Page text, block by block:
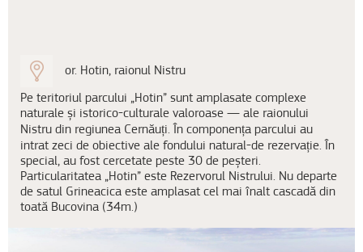
or. Hotin, raionul Nistru
Pe teritoriul parcului „Hotin” sunt amplasate complexe
naturale și istorico-culturale valoroase — ale raionului
Nistru din regiunea Cernăuți. În componența parcului au
intrat zeci de obiective ale fondului natural-de rezervație. În
special, au fost cercetate peste 30 de peșteri.
Particularitatea „Hotin” este Rezervorul Nistrului. Nu departe
de satul Grineacica este amplasat cel mai înalt cascadă din
toată Bucovina (34m.)